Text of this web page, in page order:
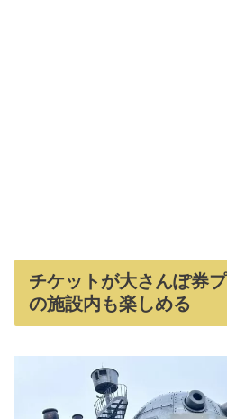
チケットが大さんぽ券
の施設内も楽しめる